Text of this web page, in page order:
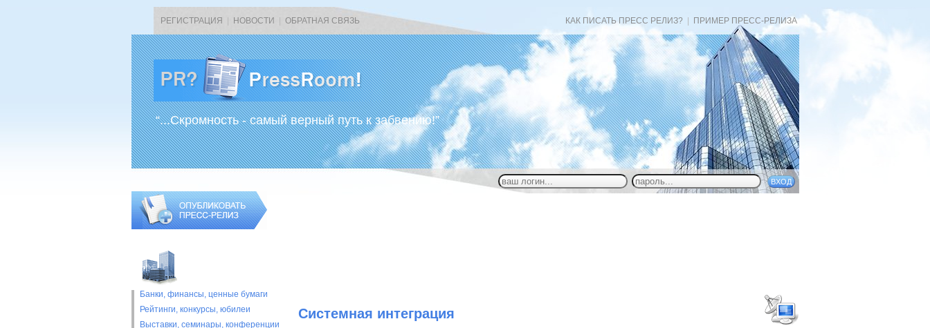
РЕГИСТРАЦИЯ НОВОСТИ ОБРАТНАЯ СВЯЗЬ КАК ПИСАТЬ ПРЕСС РЕЛИЗ? ПРИМЕР ПРЕСС-РЕЛИЗА
“...Скромность - самый верный путь к забвению!”
Банки, финансы, ценные бумаги
Рейтинги, конкурсы, юбилеи
Выставки, cеминары, конференции
Системная интеграция